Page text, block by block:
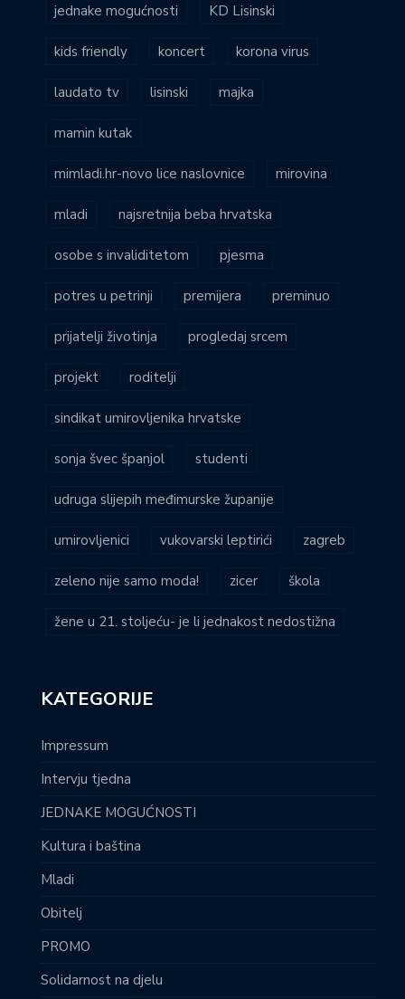
jednake mogućnosti KD Lisinski
kids friendly koncert korona virus
laudato tv lisinski majka
mamin kutak
mimladi.hr-novo lice naslovnice mirovina
mladi najsretnija beba hrvatska
osobe s invaliditetom pjesma
potres u petrinji premijera preminuo
prijatelji životinja progledaj srcem
projekt roditelji
sindikat umirovljenika hrvatske
sonja švec španjol studenti
udruga slijepih međimurske županije
umirovljenici vukovarski leptirići zagreb
zeleno nije samo moda! zicer škola
žene u 21. stoljeću- je li jednakost nedostižna
KATEGORIJE
Impressum
Intervju tjedna
JEDNAKE MOGUĆNOSTI
Kultura i baština
Mladi
Obitelj
PROMO
Solidarnost na djelu